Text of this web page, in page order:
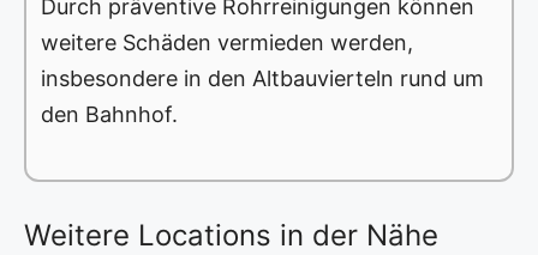
Durch präventive Rohrreinigungen können
weitere Schäden vermieden werden,
insbesondere in den Altbauvierteln rund um
den Bahnhof.
Weitere Locations in der Nähe